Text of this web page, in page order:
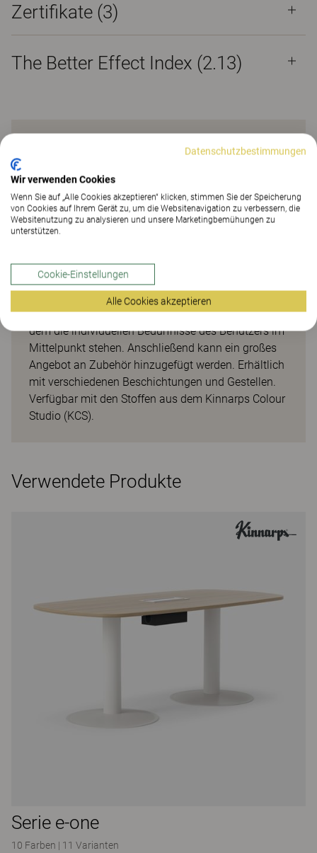
Zertifikate (3)
The Better Effect Index (2.13)
Besprechungstische mit freier
Wahlmöglichkeit
Die [E]-Serie bietet umfangreiche Optionen und
Lösungen. Diese Produktserie eignet sich für jede
Aufgabe, Mitarbeiterzahl oder Arbeitsumgebung.
Mit einer großen Auswahl an Tischplatten und
Gestellen lässt sich ein Arbeitsplatz schaffen, bei
dem die individuellen Bedürfnisse des Benutzers im
Mittelpunkt stehen. Anschließend kann ein großes
Angebot an Zubehör hinzugefügt werden. Erhältlich
mit verschiedenen Beschichtungen und Gestellen.
Verfügbar mit den Stoffen aus dem Kinnarps Colour
Studio (KCS).
Verwendete Produkte
Serie e-one
10 Farben | 11 Varianten
Datenschutzbestimmungen
Wir verwenden Cookies
Wenn Sie auf „Alle Cookies akzeptieren“ klicken, stimmen Sie der Speicherung
von Cookies auf Ihrem Gerät zu, um die Websitenavigation zu verbessern, die
Websitenutzung zu analysieren und unsere Marketingbemühungen zu
unterstützen.
Cookie-Einstellungen
Alle Cookies akzeptieren